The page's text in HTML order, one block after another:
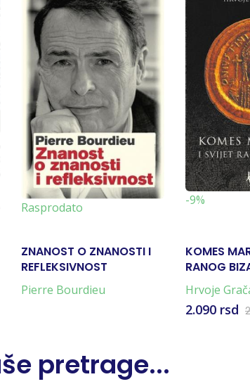
Rasprodato
ZNANOST O ZNANOSTI I
REFLEKSIVNOST
Pierre Bourdieu
-9%
KOMES
RANOG
Hrvoje
2.090 rsd
pretrage...